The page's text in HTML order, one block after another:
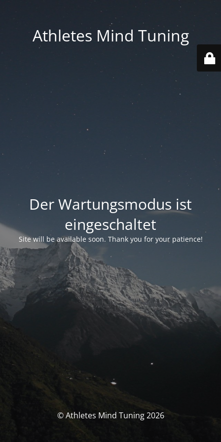
Athletes Mind Tuning
Der Wartungsmodus ist
eingeschaltet
Site will be available soon. Thank you for your patience!
© Athletes Mind Tuning 2026